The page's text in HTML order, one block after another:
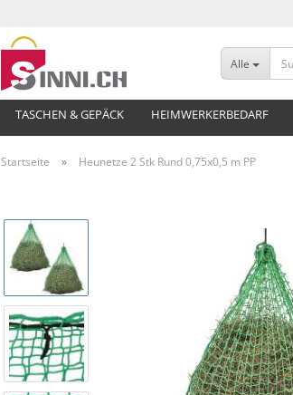
Alle
TASCHEN & GEPÄCK HEIMWERKERBEDARF
Startseite »
Heunetze 2 Stk Rund 0,75x0,5 m PP